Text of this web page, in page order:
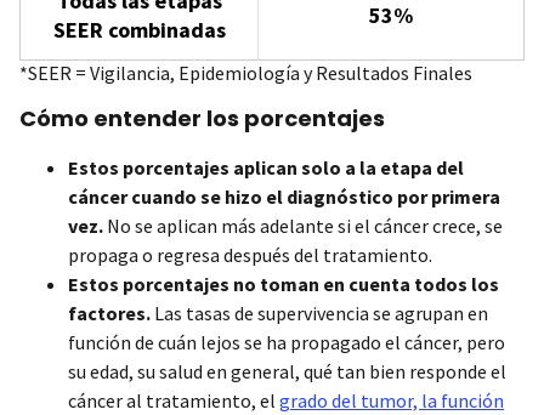
SEER combinadas
53%
*SEER = Vigilancia, Epidemiología y Resultados Finale​s
Cómo entender los porcentajes
Estos porcentajes aplican solo a la etapa del
cáncer cuando se hizo el diagnóstico por primera
vez. No se aplican más adelante si el cáncer crece, se
propaga o regresa después del tratamiento.
Estos porcentajes no toman en cuenta todos los
factores. Las tasas de supervivencia se agrupan en
función de cuán lejos se ha propagado el cáncer, pero
su edad, su salud en general, qué tan bien responde el
cáncer al tratamiento, el grado del tumor, la función